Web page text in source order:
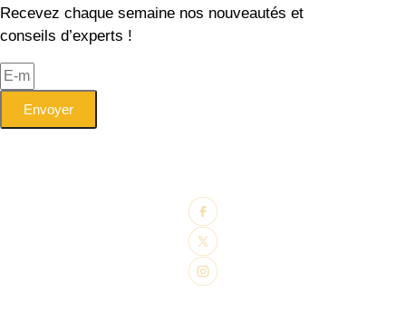
Recevez chaque semaine nos nouveautés et
conseils d’experts !
Envoyer